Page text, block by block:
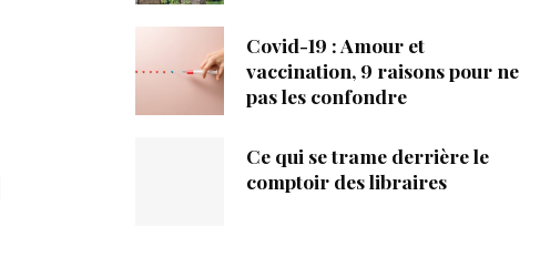
Covid-19 : Amour et
vaccination, 9 raisons pour ne
pas les confondre
Ce qui se trame derrière le
comptoir des libraires